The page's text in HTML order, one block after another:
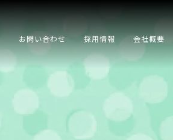
お問い合わせ 採用情報 会社概要